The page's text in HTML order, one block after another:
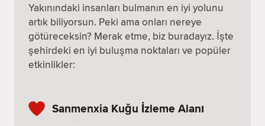
Yakınındaki insanları bulmanın en iyi yolunu
artık biliyorsun. Peki ama onları nereye
götüreceksin? Merak etme, biz buradayız. İşte
şehirdeki en iyi buluşma noktaları ve popüler
etkinlikler:
Sanmenxia Kuğu İzleme Alanı